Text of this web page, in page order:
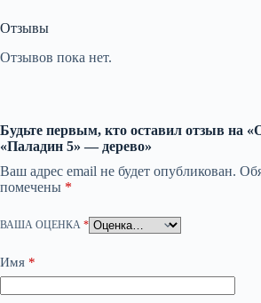
Отзывы
Отзывов пока нет.
Будьте первым, кто оставил отзыв на
«Паладин 5» — дерево»
Ваш адрес email не будет опубликован.
помечены *
ВАША ОЦЕНКА *
Имя *